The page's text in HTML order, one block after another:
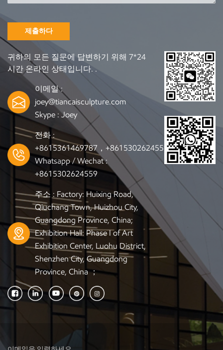
제출하다
귀하의 모든 질문에 답변하기 위해 7*24
시간 온라인 상태입니다. .
이메일 :
joey@tiancaisculpture.com
Skype :Joey
전화 :
+8615361469787，+8615302624559
Whatsapp / Wechat :
+8615302624559
주소 : Factory: Huixing Road,
Qiuchang Town, Huizhou City,
Guangdong Province, China;
Exhibition Hall: Phase I of Art
Exhibition Center, Luohu District,
Shenzhen City, Guangdong
Province, China ；